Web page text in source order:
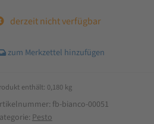
derzeit nicht verfügbar
enthält: 0,180 kg
fb-bianco-00051
Pesto